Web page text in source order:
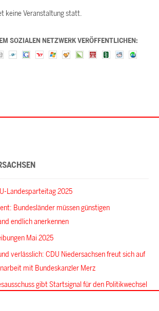
keine Veranstaltung statt.
SOZIALEN NETZWERK VERÖFFENTLICHEN:
Landesparteitag 2025
Bundesländer müssen günstigen
endlich anerkennen
Mai 2025
verlässlich: CDU Niedersachsen freut sich auf
mit Bundeskanzler Merz
gibt Startsignal für den Politikwechsel